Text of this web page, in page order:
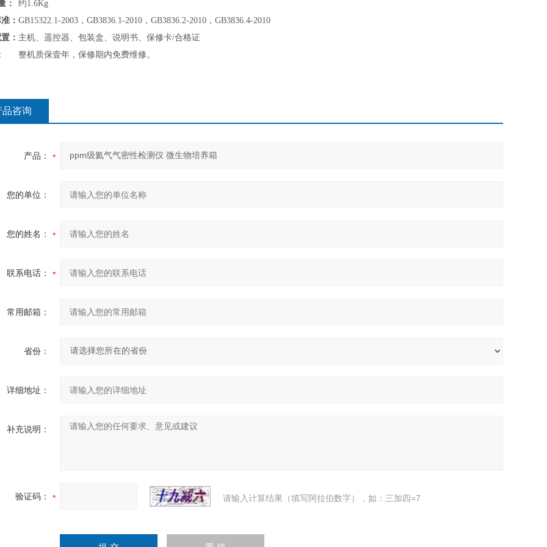
：
约1.6Kg
： GB15322.1-2003，GB3836.1-2010，GB3836.2-2010，GB3836.4-2010
： 主机、遥控器、包装盒、说明书、保修卡/合格证
整机质保壹年，保修期内免费维修。
品咨询
产品：
您的单位：
您的姓名：
联系电话：
常用邮箱：
省份：
详细地址：
补充说明：
验证码： 请输入计算结果（填写阿拉伯数字），如：三加四=7